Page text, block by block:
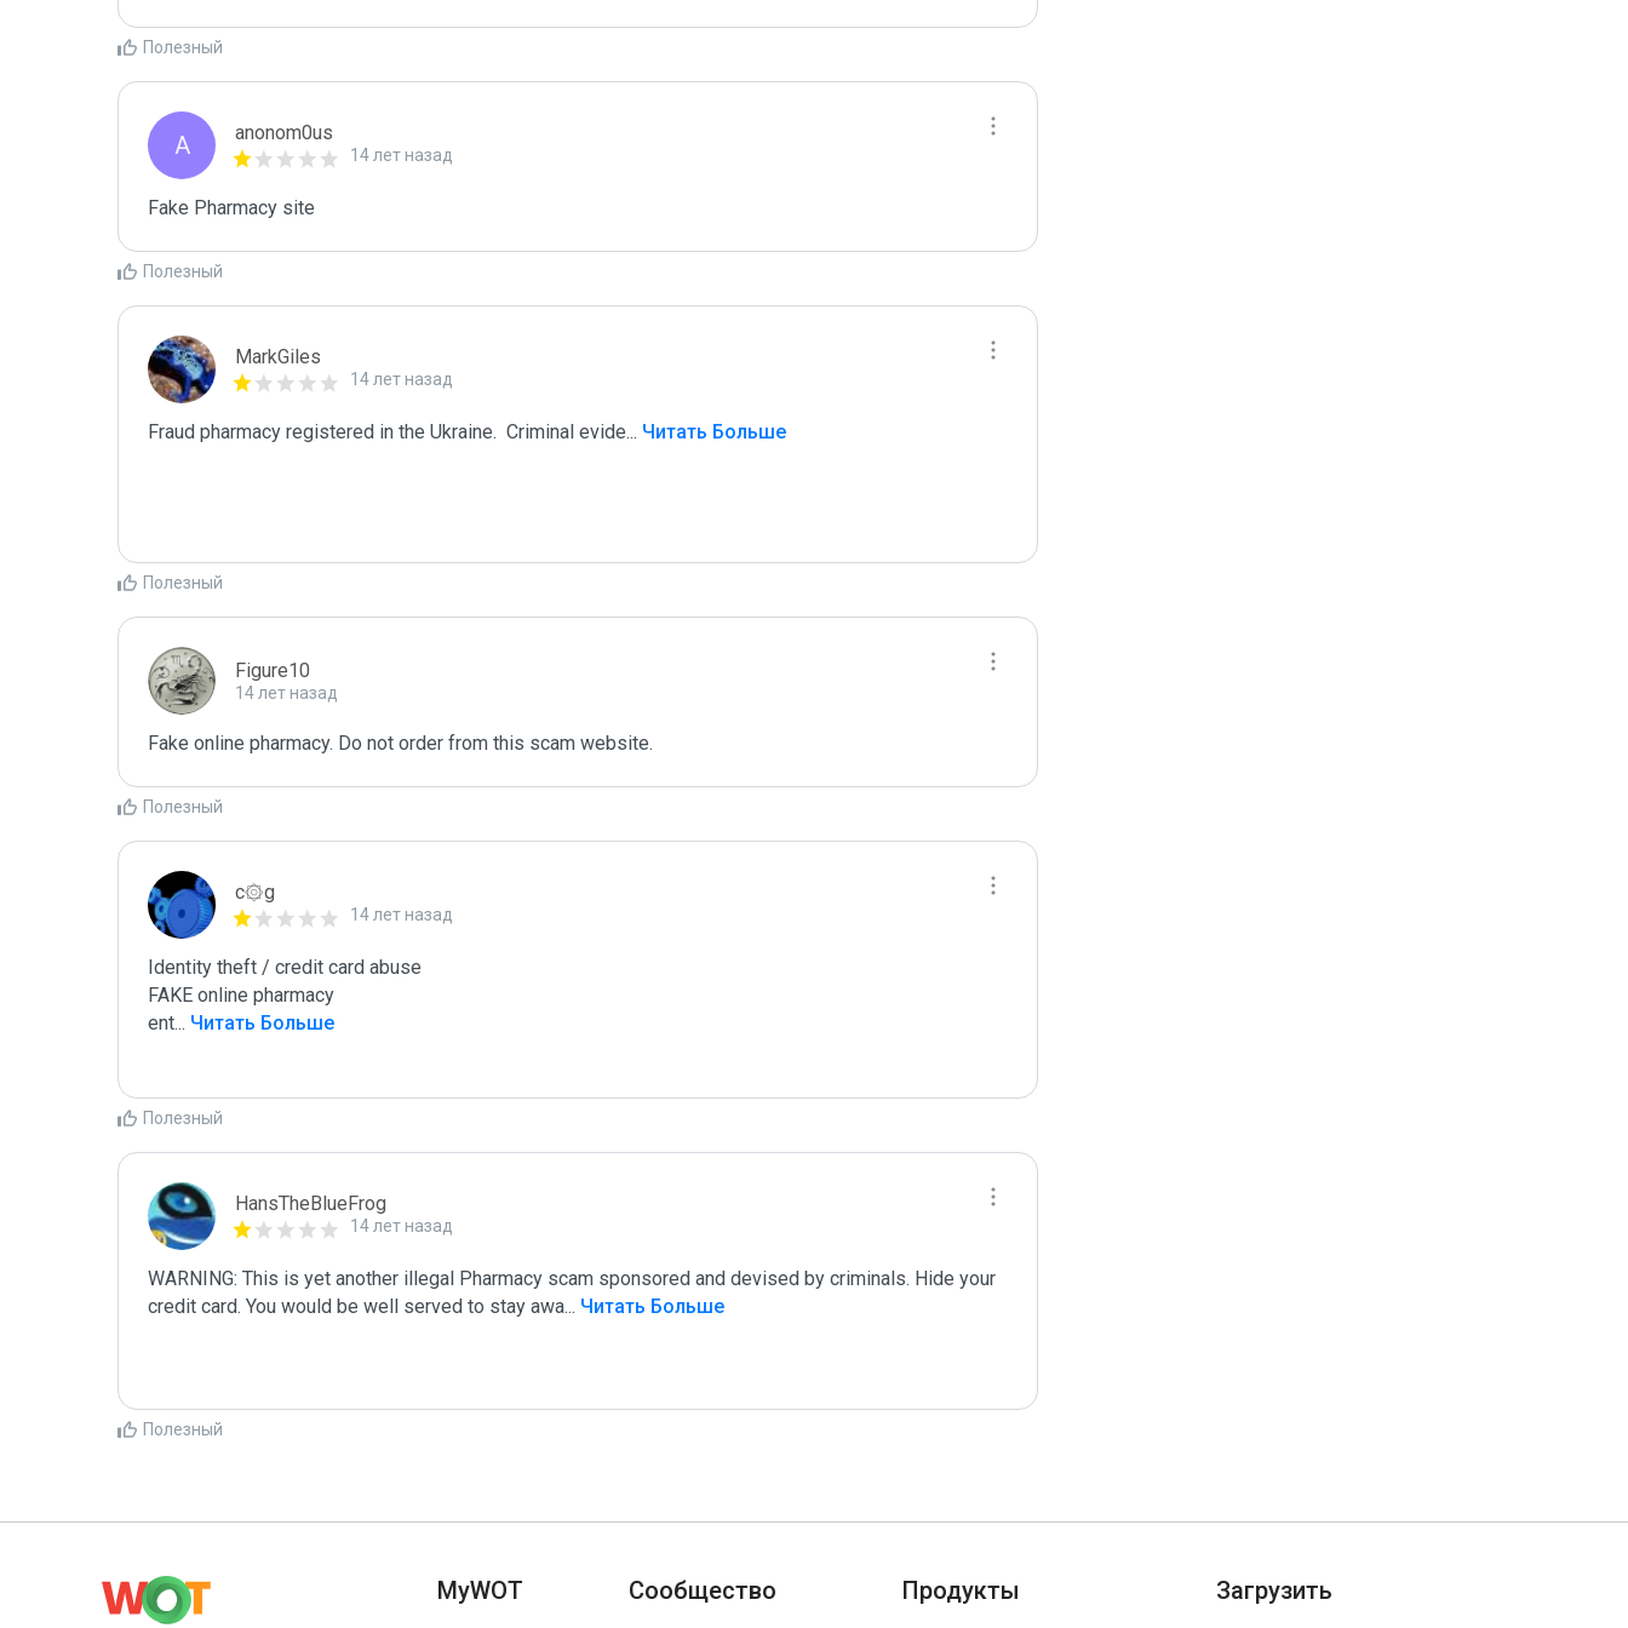
Полезный
A anonom0us
14 лет назад
Fake Pharmacy site
Полезный
MarkGiles
14 лет назад
Fraud pharmacy registered in the Ukraine.  Criminal evide... Читать Больше
Полезный
Figure10
14 лет назад
Fake online pharmacy. Do not order from this scam website.
Полезный
c۞g
14 лет назад
Identity theft / credit card abuse
FAKE online pharmacy
ent... Читать Больше
Полезный
HansTheBlueFrog
14 лет назад
WARNING: This is yet another illegal Pharmacy scam sponsored and devised by criminals. Hide your
credit card. You would be well served to stay awa... Читать Больше
Полезный
MyWOT Сообщество Продукты Загрузить